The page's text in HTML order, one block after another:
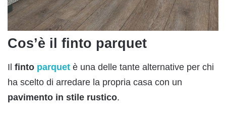
Cos’è il finto parquet
Il finto parquet è una delle tante alternative per chi
ha scelto di arredare la propria casa con un
pavimento in stile rustico.